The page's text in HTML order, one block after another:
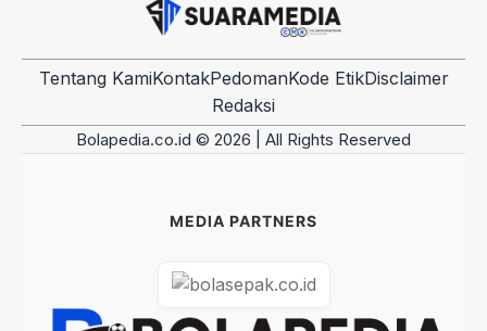
Tentang KamiKontakPedomanKode EtikDisclaimer
Redaksi
Bolapedia.co.id © 2026 | All Rights Reserved
MEDIA PARTNERS